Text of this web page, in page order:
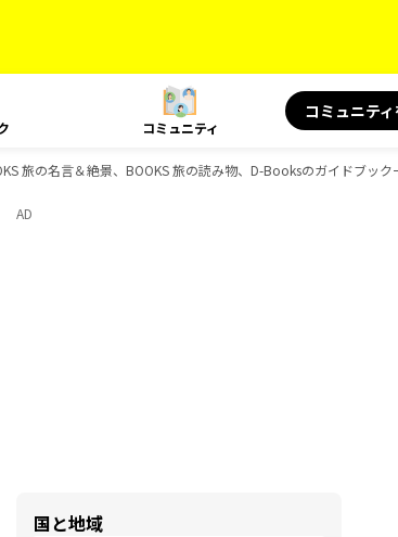
コミュニティ
コミュニテ
旅の名言＆絶景、BOOKS 旅の読み物、D-Booksのガイドブック
AD
国と地域